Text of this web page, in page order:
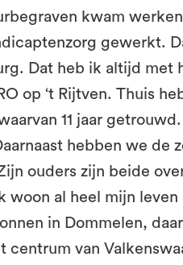
kwam
gewerkt.
Dat heb ik altijd met
op ‘t Rijtven. Thuis
11 jaar
hebben we de
ouders zijn beide
woon al heel mijn
in Dommelen,
centrum van